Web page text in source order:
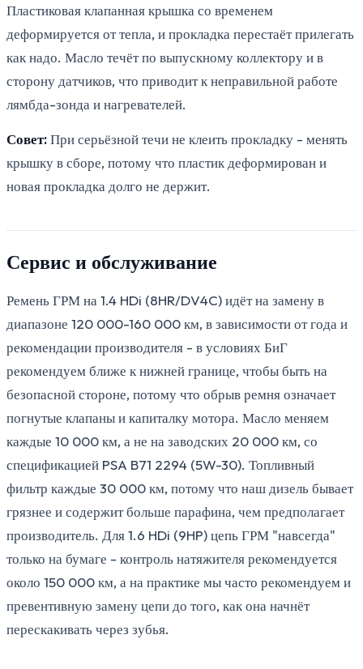
Пластиковая клапанная крышка со временем
деформируется от тепла, и прокладка перестаёт прилегать
как надо. Масло течёт по выпускному коллектору и в
сторону датчиков, что приводит к неправильной работе
лямбда-зонда и нагревателей.
Совет:При серьёзной течи не клеить прокладку - менять
крышку в сборе, потому что пластик деформирован и
новая прокладка долго не держит.
Сервис и обслуживание
Ремень ГРМ на 1.4 HDi (8HR/DV4C) идёт на замену в
диапазоне 120 000-160 000 км, в зависимости от года и
рекомендации производителя - в условиях БиГ
рекомендуем ближе к нижней границе, чтобы быть на
безопасной стороне, потому что обрыв ремня означает
погнутые клапаны и капиталку мотора. Масло меняем
каждые 10 000 км, а не на заводских 20 000 км, со
спецификацией PSA B71 2294 (5W-30). Топливный
фильтр каждые 30 000 км, потому что наш дизель бывает
грязнее и содержит больше парафина, чем предполагает
производитель. Для 1.6 HDi (9HP) цепь ГРМ "навсегда"
только на бумаге - контроль натяжителя рекомендуется
около 150 000 км, а на практике мы часто рекомендуем и
превентивную замену цепи до того, как она начнёт
перескакивать через зубья.